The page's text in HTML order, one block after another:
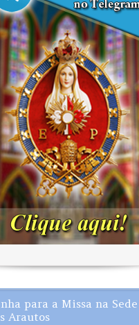
para a Missa na Sede
Arautos